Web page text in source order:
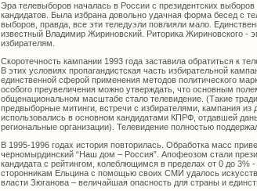
Эра телевыборов началась в России с президентских
кандидатов. Была избрана довольно удачная форма бесед с
выборов, правда, все эти теледуэли повлияли мало.
известный Владимир Жириновский. Риторика Жириновского -
избирателям.
Скоротечность кампании 1993 года заставила обратиться к
В этих условиях пропагандистская часть избирательной
единственной сферой применения методов политического
особого преувеличения можно утверждать, что основным
общенациональном масштабе стало телевидение. (Такие
предвыборные митинги, встречи с избирателями, кампания из
использовались в основном кандидатами КПРФ, отдавшей
региональные организации). Телевидение полностью
В 1995-1996 годах история повторилась. Обработка масс
черномырдинский “Наш дом – Россия”. Апофеозом стали
кандидата с рейтингом, колеблющимся в пределах от 0 до 3%
сторонникам Ельцина с помощью своих СМИ удалось
власти Зюганова – величайшая опасность для страны и